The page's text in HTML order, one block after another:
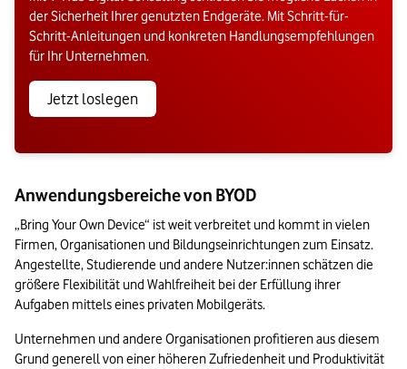
der Sicherheit Ihrer genutzten Endgeräte. Mit Schritt-für-
Schritt-Anleitungen und konkreten Handlungsempfehlungen
für Ihr Unternehmen.
Jetzt loslegen
Anwendungsbereiche von BYOD
„Bring Your Own Device“ ist weit verbreitet und kommt in vielen
Firmen, Organisationen und Bildungseinrichtungen zum Einsatz.
Angestellte, Studierende und andere Nutzer:innen schätzen die
größere Flexibilität und Wahlfreiheit bei der Erfüllung ihrer
Aufgaben mittels eines privaten Mobilgeräts.
Unternehmen und andere Organisationen profitieren aus diesem
Grund generell von einer höheren Zufriedenheit und Produktivität